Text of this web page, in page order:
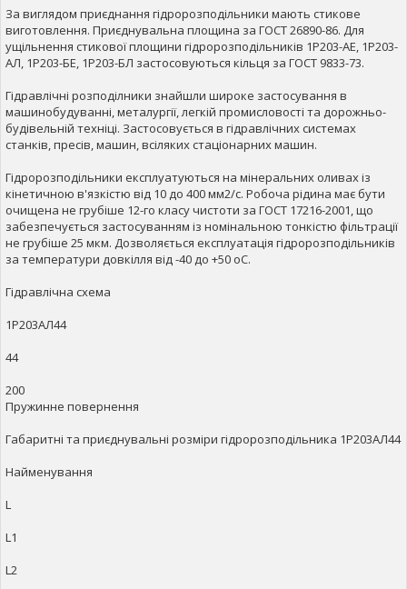
За виглядом приєднання гідророзподільники мають стикове
виготовлення. Приєднувальна площина за ГОСТ 26890-86. Для
ущільнення стикової площини гідророзподільників 1Р203-АЕ, 1Р203-
АЛ, 1Р203-БЕ, 1Р203-БЛ застосовуються кільця за ГОСТ 9833-73.
Гідравлічні розподілники знайшли широке застосування в
машинобудуванні, металургії, легкій промисловості та дорожньо-
будівельній техніці. Застосовується в гідравлічних системах
станків, пресів, машин, всіляких стаціонарних машин.
Гідророзподільники експлуатуються на мінеральних оливах із
кінетичною в'язкістю від 10 до 400 мм2/с. Робоча рідина має бути
очищена не грубіше 12-го класу чистоти за ГОСТ 17216-2001, що
забезпечується застосуванням із номінальною тонкістю фільтрації
не грубіше 25 мкм. Дозволяється експлуатація гідророзподільників
за температури довкілля від -40 до +50 оС.
Гідравлічна схема
1Р203АЛ44
44
200
Пружинне повернення
Габаритні та приєднувальні розміри гідророзподільника 1Р203АЛ44
Найменування
L
L1
L2